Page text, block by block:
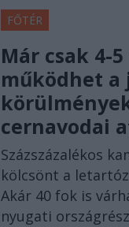
FŐTÉR
Már csak 4-
működhet a
cernavodai
Százszázalékos
kölcsönt a
Akár 40 fok is
nyugati